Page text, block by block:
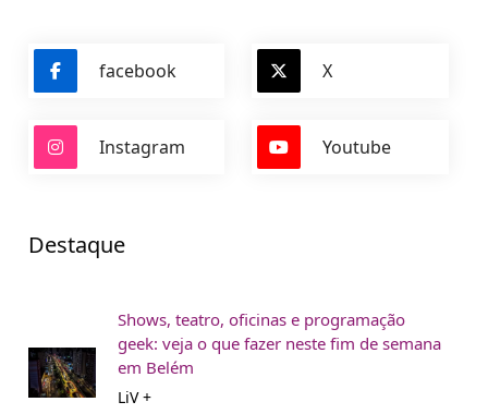
facebook X
Instagram Youtube
Destaque
Shows, teatro, oficinas e programação
geek: veja o que fazer neste fim de semana
em Belém
LiV +